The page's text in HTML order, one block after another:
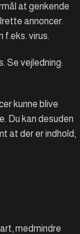
at genkende
annoncer.
f.eks. virus.
Se vejledning:
kunne blive
Du kan desuden
at der er indhold,
medmindre